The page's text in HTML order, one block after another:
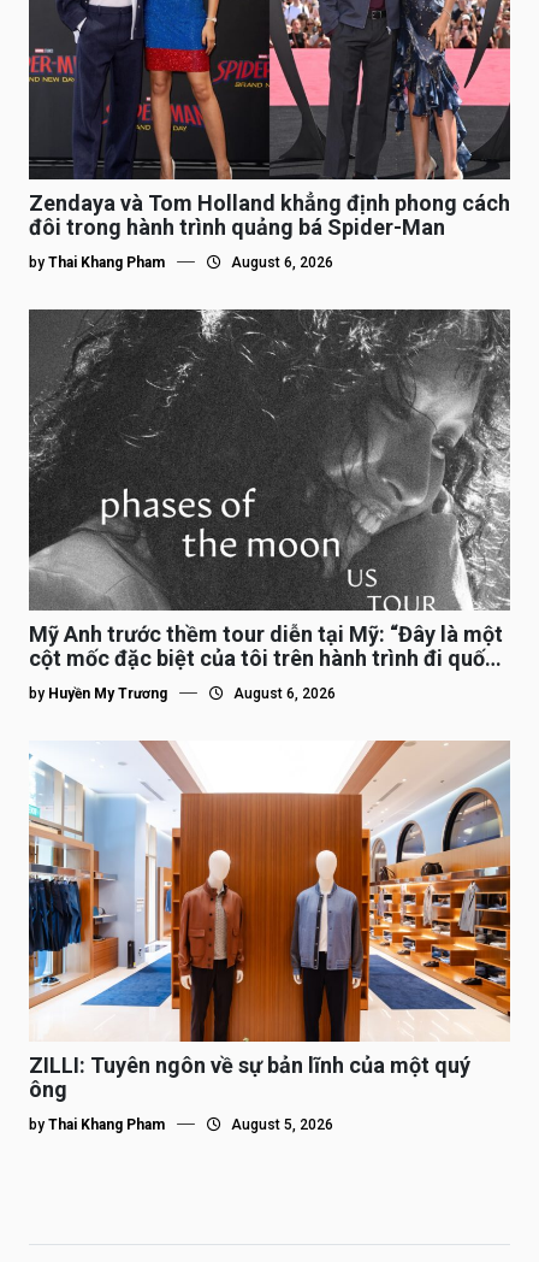
Zendaya và Tom Holland khẳng định phong cách
đôi trong hành trình quảng bá Spider-Man
by Thai Khang Pham August 6, 2026
Mỹ Anh trước thềm tour diễn tại Mỹ: “Đây là một
cột mốc đặc biệt của tôi trên hành trình đi quốc
tế”
by Huyền My Trương August 6, 2026
ZILLI: Tuyên ngôn về sự bản lĩnh của một quý
ông
by Thai Khang Pham August 5, 2026